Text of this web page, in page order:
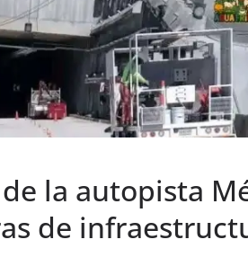
la autopista
de